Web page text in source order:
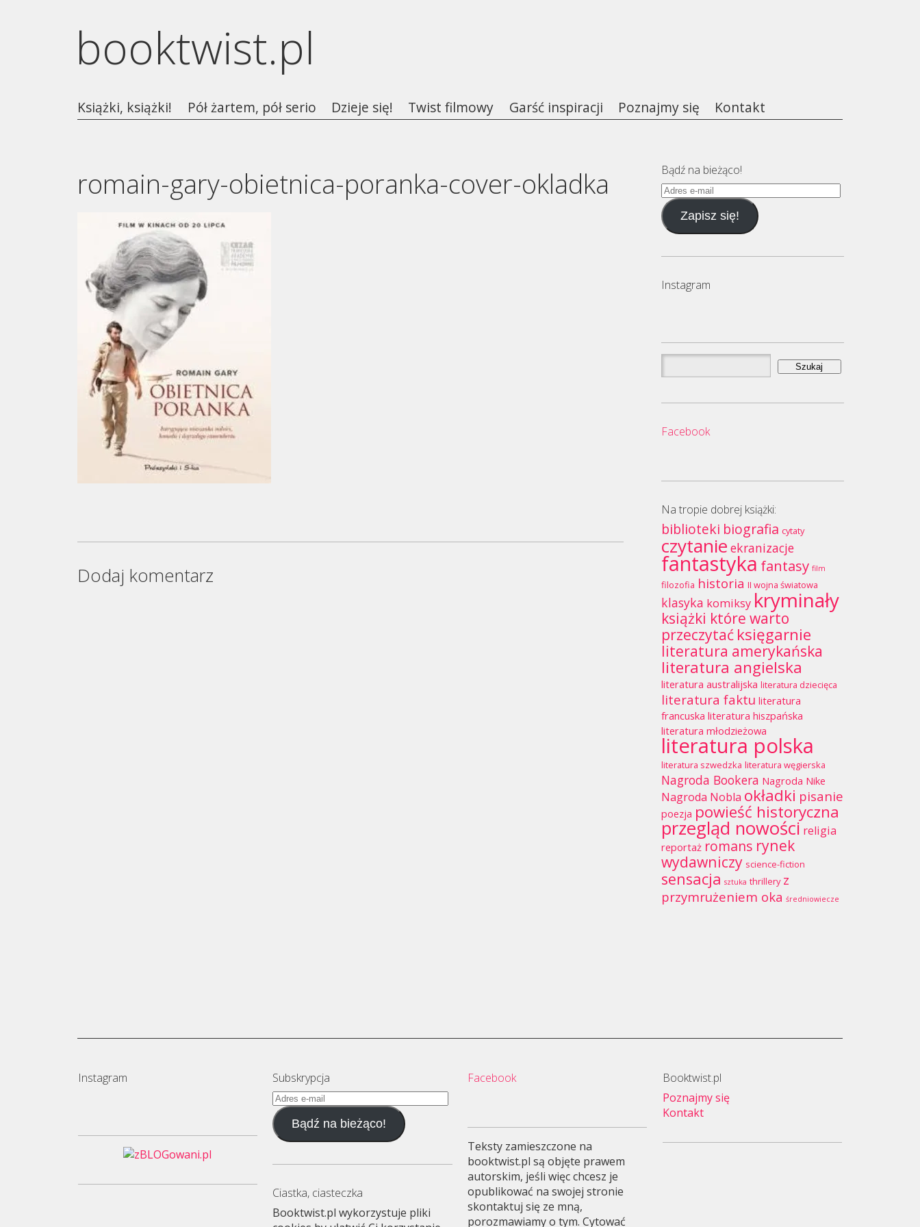
booktwist.pl
Książki, książki! Pół żartem, pół serio Dzieje się! Twist filmowy Garść inspiracji Poznajmy się Kontakt
romain-gary-obietnica-poranka-cover-okladka
Dodaj komentarz
Bądź na bieżąco!
Adres
e-
mailZapisz się!
Instagram
Szukaj:
Facebook
Na tropie dobrej książki:
biblioteki biografia cytaty
czytanie ekranizacje
fantastyka fantasy film
filozofia historia II wojna światowa
klasyka komiksy kryminały
książki które warto
przeczytać księgarnie
literatura amerykańska
literatura angielska
literatura australijska literatura dziecięca
literatura faktu literatura
francuska literatura hiszpańska
literatura młodzieżowa
literatura polska
literatura szwedzka literatura węgierska
Nagroda Bookera Nagroda Nike
Nagroda Nobla okładki pisanie
poezja powieść historyczna
przegląd nowości religia
reportaż romans rynek
wydawniczy science-fiction
sensacja sztuka thrillery z
przymrużeniem oka średniowiecze
Instagram
Subskrypcja
Adres
e-
mailBądź na bieżąco!
Ciastka, ciasteczka
Booktwist.pl wykorzystuje pliki
Facebook
Teksty zamieszczone na
booktwist.pl są objęte prawem
autorskim, jeśli więc chcesz je
opublikować na swojej stronie
skontaktuj się ze mną,
porozmawiamy o tym. Cytować
Booktwist.pl
Poznajmy się
Kontakt